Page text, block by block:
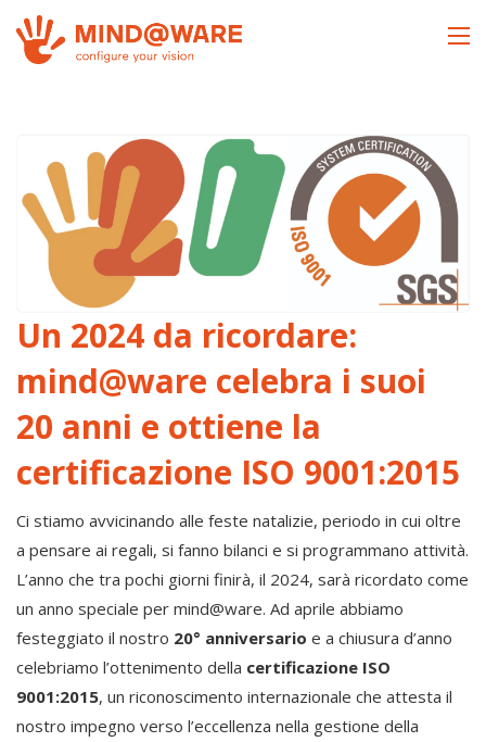
Salta
Un 2024 da ricordare:
mind@ware celebra i suoi
20 anni e ottiene la
certificazione ISO 9001:2015
Ci stiamo avvicinando alle feste natalizie, periodo in cui oltre
a pensare ai regali, si fanno bilanci e si programmano attività.
L’anno che tra pochi giorni finirà, il 2024, sarà ricordato come
un anno speciale per mind@ware. Ad aprile abbiamo
festeggiato il nostro 20° anniversario e a chiusura d’anno
celebriamo l’ottenimento della certificazione ISO
9001:2015, un riconoscimento internazionale che attesta il
nostro impegno verso l’eccellenza nella gestione della